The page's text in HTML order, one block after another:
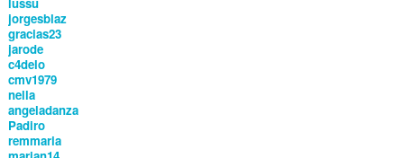
jorgesblaz
gracias23
jarode
c4delo
cmv1979
nella
angeladanza
Padiro
remmaria